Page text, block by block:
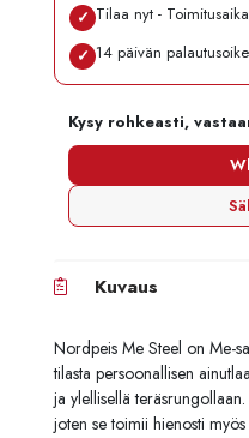
✓ Tilaa nyt -
✓ 14 päivän
Kysy rohkeasti,
Kuvaus
Nordpeis Me Steel on Me-
tilasta persoonallisen
ja ylellisellä
joten se toimii hienosti